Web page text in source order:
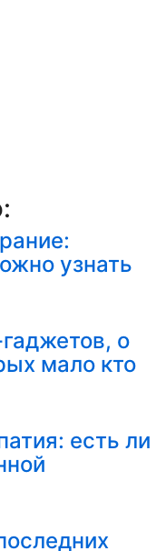
узнать
о
мало кто
есть ли